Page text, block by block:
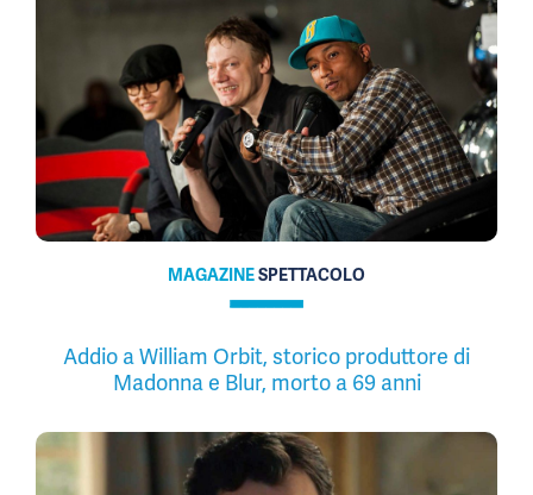
MAGAZINESPETTACOLO
Addio a William Orbit, storico produttore di
Madonna e Blur, morto a 69 anni